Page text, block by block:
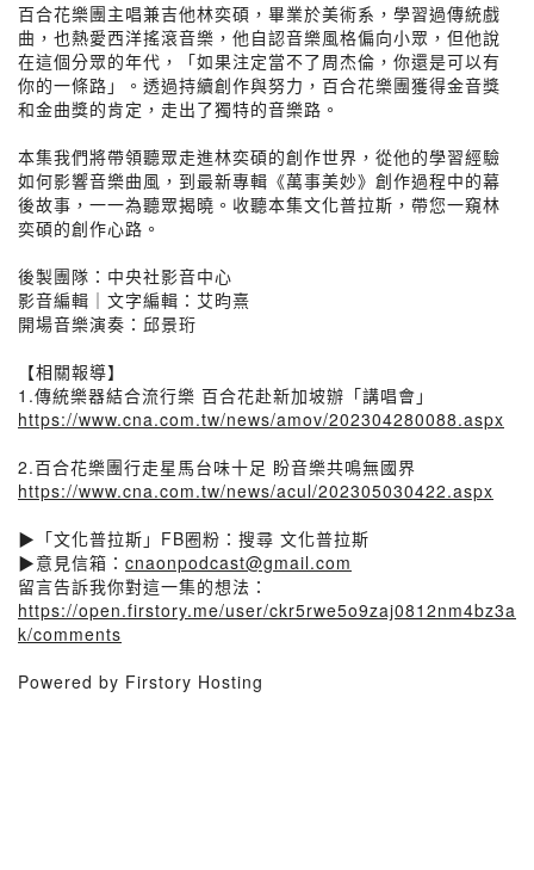
百合花樂團主唱兼吉他林奕碩，畢業於美術系，學習過傳統戲
曲，也熱愛西洋搖滾音樂，他自認音樂風格偏向小眾，但他說
在這個分眾的年代，「如果注定當不了周杰倫，你還是可以有
你的一條路」。透過持續創作與努力，百合花樂團獲得金音獎
和金曲獎的肯定，走出了獨特的音樂路。
本集我們將帶領聽眾走進林奕碩的創作世界，從他的學習經驗
如何影響音樂曲風，到最新專輯《萬事美妙》創作過程中的幕
後故事，一一為聽眾揭曉。收聽本集文化普拉斯，帶您一窺林
奕碩的創作心路。
後製團隊：中央社影音中心
影音編輯｜文字編輯：艾昀熹
開場音樂演奏：邱景珩
【相關報導】
1.傳統樂器結合流行樂 百合花赴新加坡辦「講唱會」
https://www.cna.com.tw/news/amov/202304280088.aspx
2.百合花樂團行走星馬台味十足 盼音樂共鳴無國界
https://www.cna.com.tw/news/acul/202305030422.aspx
▶「文化普拉斯」FB圈粉：搜尋 文化普拉斯
▶意見信箱： cnaonpodcast@gmail.com
留言告訴我你對這一集的想法：
https://open.firstory.me/user/ckr5rwe5o9zaj0812nm4bz3a
k/comments
Powered by Firstory Hosting